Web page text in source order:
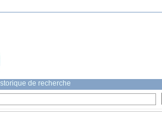
de recherche